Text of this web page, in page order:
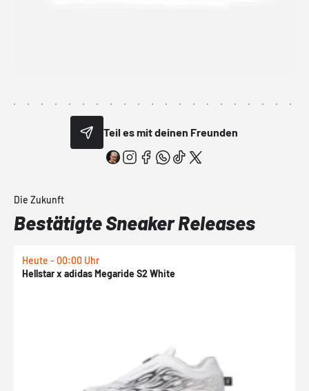
Teil es mit deinen Freunden
Die Zukunft
Bestätigte Sneaker Releases
Heute - 00:00 Uhr
Hellstar x adidas Megaride S2 White